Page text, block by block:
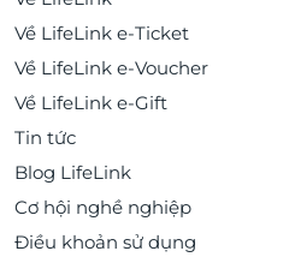
Về LifeLink e-Ticket
Về LifeLink e-Voucher
Về LifeLink e-Gift
Tin tức
Blog LifeLink
Cơ hội nghề nghiệp
Điều khoản sử dụng